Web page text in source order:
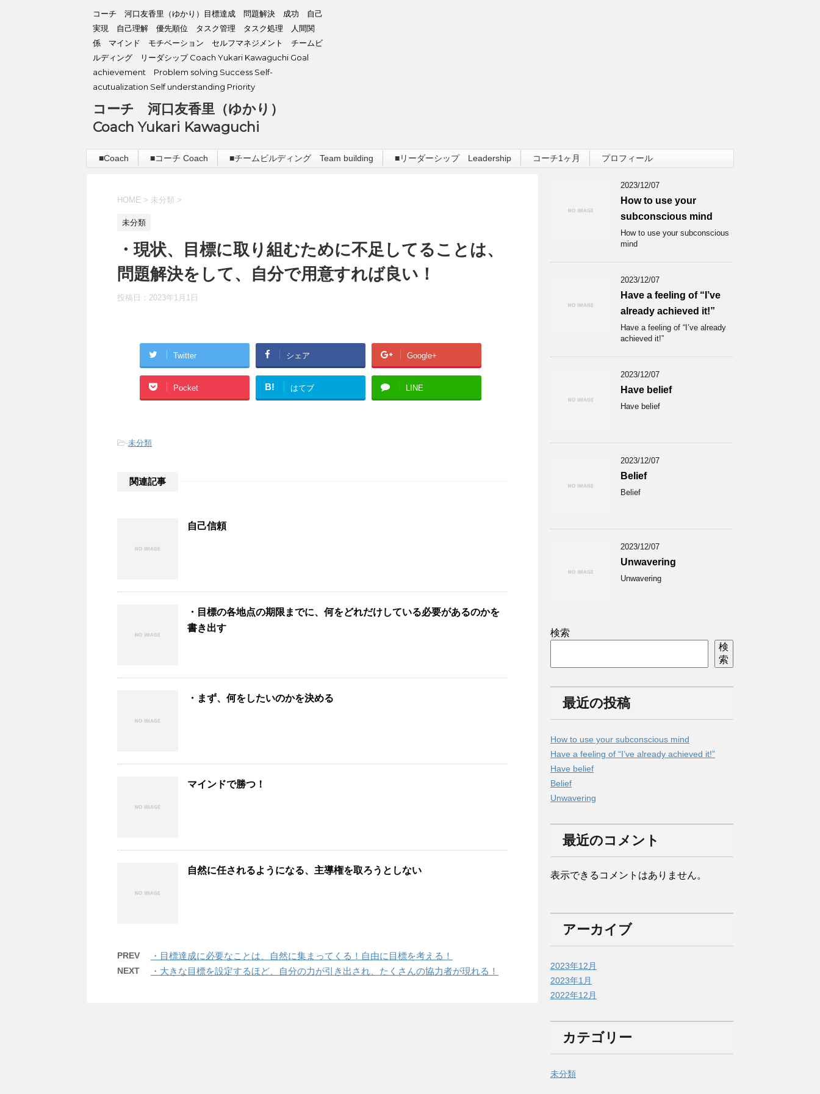
コーチ 河口友香里（ゆかり）目標達成 問題解決 成功 自己
実現 自己理解 優先順位 タスク管理 タスク処理 人間関
係 マインド モチベーション セルフマネジメント チームビ
ルディング リーダシップ Coach Yukari Kawaguchi Goal
achievement Problem solving Success Self-
acutualization Self understanding Priority
コーチ 河口友香里（ゆかり）
Coach Yukari Kawaguchi
■Coach ■コーチ Coach ■チームビルディング Team building ■リーダーシップ Leadership コーチ1ヶ月 プロフィール
HOME > 未分類 >
未分類
・現状、目標に取り組むために不足してることは、
問題解決をして、自分で用意すれば良い！
投稿日： 2023年1月1日
Twitter シェア Google+
Pocket B! はてブ LINE
-未分類
関連記事
自己信頼
・目標の各地点の期限までに、何をどれだけしている必要があるのかを
書き出す
・まず、何をしたいのかを決める
マインドで勝つ！
自然に任されるようになる、主導権を取ろうとしない
PREV ・目標達成に必要なことは、自然に集まってくる！自由に目標を考える！
NEXT ・大きな目標を設定するほど、自分の力が引き出され、たくさんの協力者が現れる！
2023/12/07
How to use your
subconscious mind
How to use your subconscious
mind
2023/12/07
Have a feeling of “I’ve
already achieved it!”
Have a feeling of “I’ve already
achieved it!”
2023/12/07
Have belief
Have belief
2023/12/07
Belief
Belief
2023/12/07
Unwavering
Unwavering
検索
検
索
最近の投稿
How to use your subconscious mind
Have a feeling of “I’ve already achieved it!”
Have belief
Belief
Unwavering
最近のコメント
表示できるコメントはありません。
アーカイブ
2023年12月
2023年1月
2022年12月
カテゴリー
未分類